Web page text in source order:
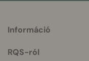
info
Információ
RQS-ról